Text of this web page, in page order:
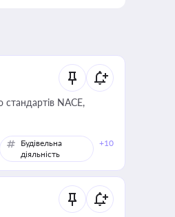
стандартів NACE,
Будівельна
діяльність
+10